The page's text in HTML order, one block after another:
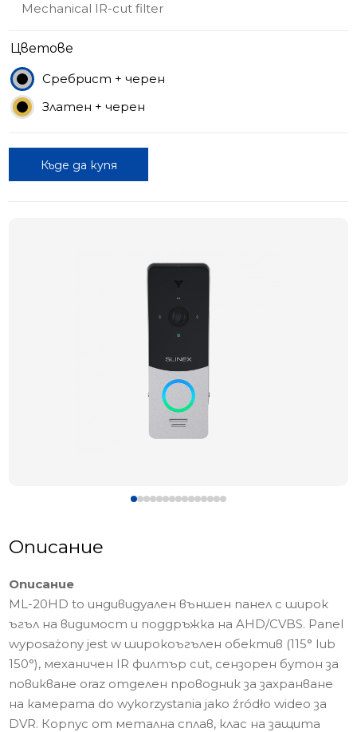
Mechanical IR-cut filter
Цветове
Сребрист + черен
Златен + черен
Къде да купя
Описание
Описание
ML-20HD to индивидуален външен панел с широк
ъгъл на видимост и поддръжка на AHD/CVBS. Panel
wyposażony jest w широкоъгълен обектив (115° lub
150°), механичен IR филтър cut, сензорен бутон за
повикване oraz отделен проводник за захранване
на камерата do wykorzystania jako źródło wideo за
DVR. Корпус от метална сплав, клас на защита